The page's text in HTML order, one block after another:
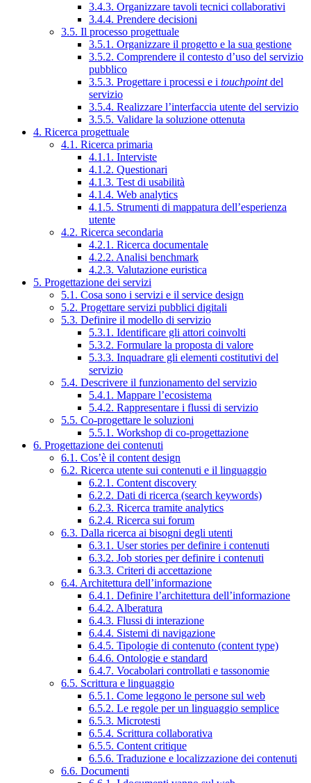
3.4.3. Organizzare tavoli tecnici collaborativi
3.4.4. Prendere decisioni
3.5. Il processo progettuale
3.5.1. Organizzare il progetto e la sua gestione
3.5.2. Comprendere il contesto d’uso del servizio
pubblico
3.5.3. Progettare i processi e i touchpointdel
servizio
3.5.4. Realizzare l’interfaccia utente del servizio
3.5.5. Validare la soluzione ottenuta
4. Ricerca progettuale
4.1. Ricerca primaria
4.1.1. Interviste
4.1.2. Questionari
4.1.3. Test di usabilità
4.1.4. Web analytics
4.1.5. Strumenti di mappatura dell’esperienza
utente
4.2. Ricerca secondaria
4.2.1. Ricerca documentale
4.2.2. Analisi benchmark
4.2.3. Valutazione euristica
5. Progettazione dei servizi
5.1. Cosa sono i servizi e il service design
5.2. Progettare servizi pubblici digitali
5.3. Definire il modello di servizio
5.3.1. Identificare gli attori coinvolti
5.3.2. Formulare la proposta di valore
5.3.3. Inquadrare gli elementi costitutivi del
servizio
5.4. Descrivere il funzionamento del servizio
5.4.1. Mappare l’ecosistema
5.4.2. Rappresentare i flussi di servizio
5.5. Co-progettare le soluzioni
5.5.1. Workshop di co-progettazione
6. Progettazione dei contenuti
6.1. Cos’è il content design
6.2. Ricerca utente sui contenuti e il linguaggio
6.2.1. Content discovery
6.2.2. Dati di ricerca (search keywords)
6.2.3. Ricerca tramite analytics
6.2.4. Ricerca sui forum
6.3. Dalla ricerca ai bisogni degli utenti
6.3.1. User stories per definire i contenuti
6.3.2. Job stories per definire i contenuti
6.3.3. Criteri di accettazione
6.4. Architettura dell’informazione
6.4.1. Definire l’architettura dell’informazione
6.4.2. Alberatura
6.4.3. Flussi di interazione
6.4.4. Sistemi di navigazione
6.4.5. Tipologie di contenuto (content type)
6.4.6. Ontologie e standard
6.4.7. Vocabolari controllati e tassonomie
6.5. Scrittura e linguaggio
6.5.1. Come leggono le persone sul web
6.5.2. Le regole per un linguaggio semplice
6.5.3. Microtesti
6.5.4. Scrittura collaborativa
6.5.5. Content critique
6.5.6. Traduzione e localizzazione dei contenuti
6.6. Documenti